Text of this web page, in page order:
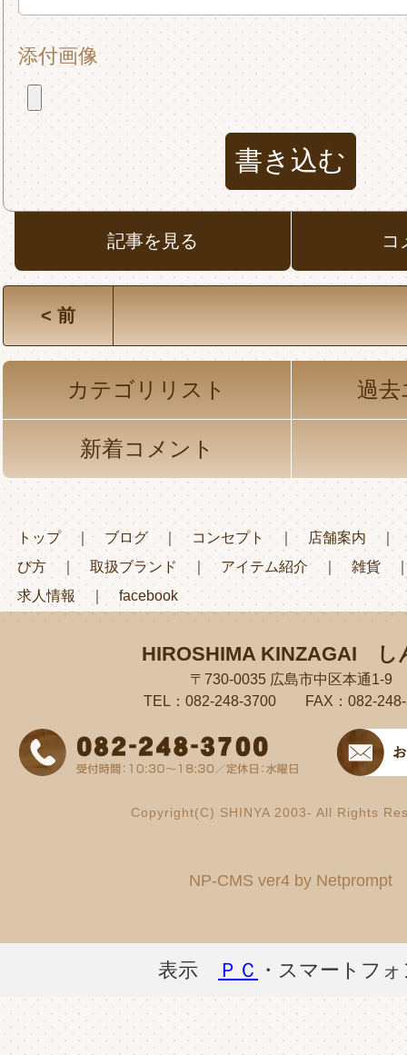
添付画像
記事を見る コ
< 前
カテゴリリスト 過
新着コメント
トップ｜ ブログ ｜ コンセプト ｜ 店舗案内
び方 ｜ 取扱ブランド ｜ アイテム紹介 ｜ 雑貨
求人情報 ｜ facebook
HIROSHIMA KINZAGAI し
〒730-0035 広島市中区本通1-9
TEL：082-248-3700 FAX：082-248-
Copyright(C) SHINYA 2003- All Rights
NP-CMS ver4 by Netprompt
表示 ＰＣ ・スマートフ